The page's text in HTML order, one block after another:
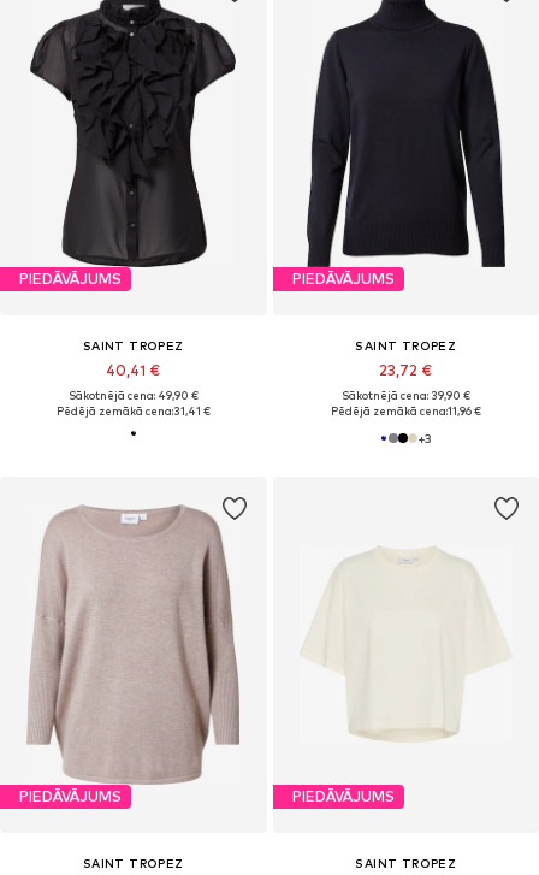
PIEDĀVĀJUMS
SAINT TROPEZ
40,41 €
Sākotnējā cena: 49,90 €
Pēdējā zemākā cena:31,41 €
PIEDĀVĀJUMS
SAINT TROPEZ
23,72 €
Sākotnējā cena: 39,90 €
Pēdējā zemākā cena:11,96 €
+3
PIEDĀVĀJUMS
SAINT TROPEZ
PIEDĀVĀJUMS
SAINT TROPEZ